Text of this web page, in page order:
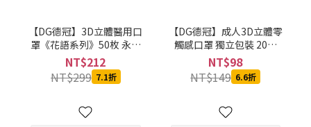
【DG德冠】3D立體醫用口
罩《花語系列》50枚 永恆
的愛-黃
NT$212
NT$299 7.1折
【DG德冠】成人3D立體零
觸感口罩 獨立包裝 20入
(柔霧紫)
NT$98
NT$149 6.6折